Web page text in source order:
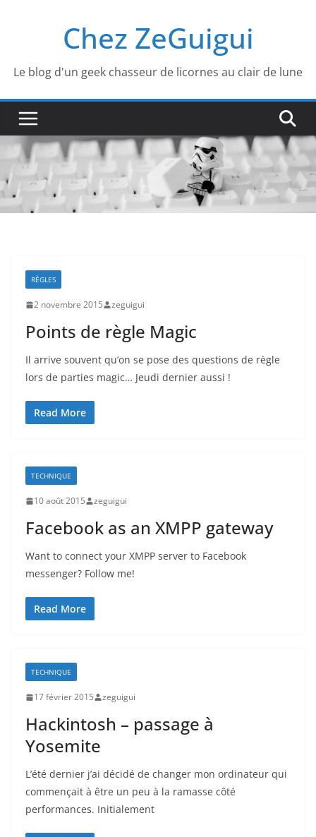
Chez ZeGuigui
Le blog d'un geek chasseur de licornes au clair de lune
RÈGLES
2 novembre 2015 zeguigui
Points de règle Magic
Il arrive souvent qu’on se pose des questions de règle
lors de parties magic… Jeudi dernier aussi !
Read More
TECHNIQUE
10 août 2015 zeguigui
Facebook as an XMPP gateway
Want to connect your XMPP server to Facebook
messenger? Follow me!
Read More
TECHNIQUE
17 février 2015 zeguigui
Hackintosh – passage à
Yosemite
L’été dernier j’ai décidé de changer mon ordinateur qui
commençait à être un peu à la ramasse côté
performances. Initialement